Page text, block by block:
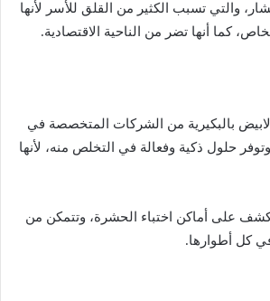
والتي تسبب الكثير من القلق للأسر لأنها
كما أنها تضر من الناحية الاقتصادية.
بالبكيرية من الشركات المتخصصة في
حلول ذكية وفعالة في التخلص منه، لأنها
على أماكن اختباء الحشرة، وتتمكن من
كل أطوارها.